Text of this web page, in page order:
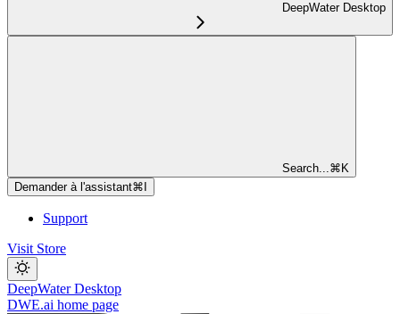
DeepWater Desktop
Search...⌘ K
Demander à l'assistant⌘
Support
Visit Store
DeepWater Desktop
DWE.ai home page